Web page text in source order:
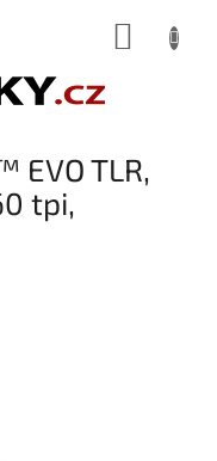
TLR,
tpi,